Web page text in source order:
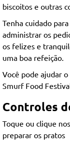
biscoitos e outras
Tenha cuidado
administrar os
os felizes e
uma boa refeição.
Você pode ajudar
Smurf Food
Controles
Toque ou clique
preparar os pratos